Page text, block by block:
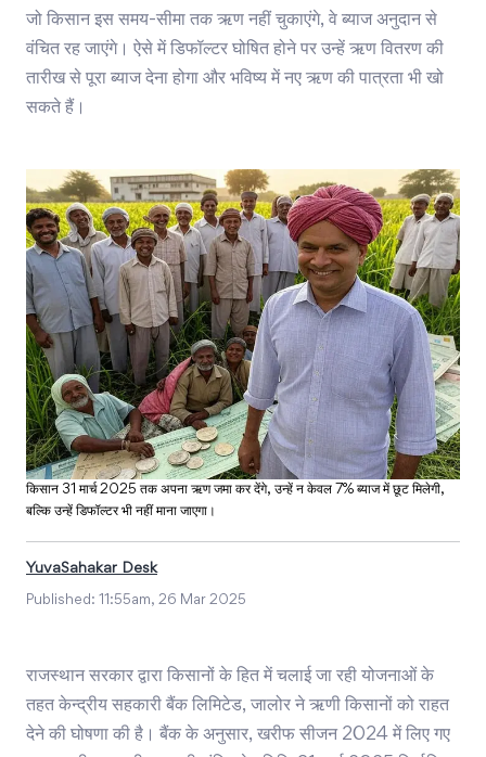
जो किसान इस समय-सीमा तक ऋण नहीं चुकाएंगे, वे ब्याज अनुदान से
वंचित रह जाएंगे। ऐसे में डिफॉल्टर घोषित होने पर उन्हें ऋण वितरण की
तारीख से पूरा ब्याज देना होगा और भविष्य में नए ऋण की पात्रता भी खो
सकते हैं।
किसान 31 मार्च 2025 तक अपना ऋण जमा कर देंगे, उन्हें न केवल 7% ब्याज में छूट मिलेगी,
बल्कि उन्हें डिफॉल्टर भी नहीं माना जाएगा।
YuvaSahakar Desk
Published: 11:55am, 26 Mar 2025
राजस्थान सरकार द्वारा किसानों के हित में चलाई जा रही योजनाओं के
तहत केन्द्रीय सहकारी बैंक लिमिटेड, जालोर ने ऋणी किसानों को राहत
देने की घोषणा की है। बैंक के अनुसार, खरीफ सीजन 2024 में लिए गए